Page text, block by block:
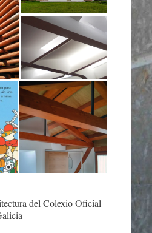
del Colexio Oficial